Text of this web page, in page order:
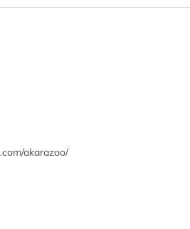
l
y
v
akarazoo/